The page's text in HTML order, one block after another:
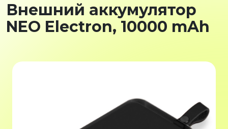
Внешний аккумулятор
NEO Electron, 10000 mAh